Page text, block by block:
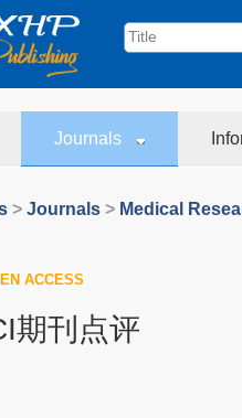
Journals
> Journals > Medical
ACCESS
期刊点评